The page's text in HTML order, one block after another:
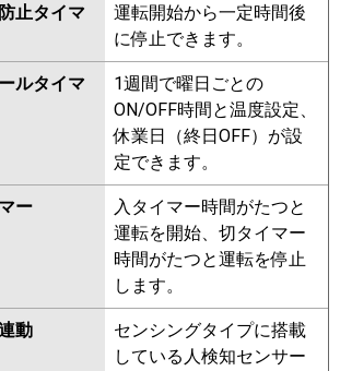
止タイマ
運転開始から一定時間後
に停止できます。
ルタイマ
1週間で曜日ごとの
ON/OFF時間と温度設定、
休業日（終日OFF）が設
定できます。
ー
入タイマー時間がたつと
運転を開始、切タイマー
時間がたつと運転を停止
します。
動
センシングタイプに搭載
している人検知センサー